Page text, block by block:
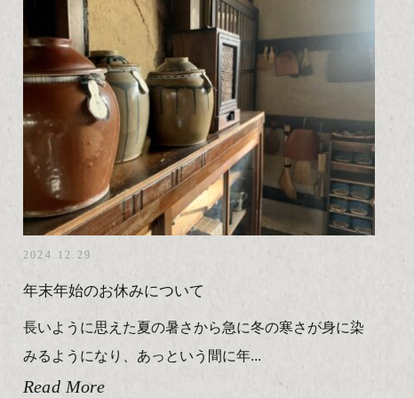
2024.12.29
年末年始のお休みについて
長いように思えた夏の暑さから急に冬の寒さが身に染
みるようになり、あっという間に年...
Read More